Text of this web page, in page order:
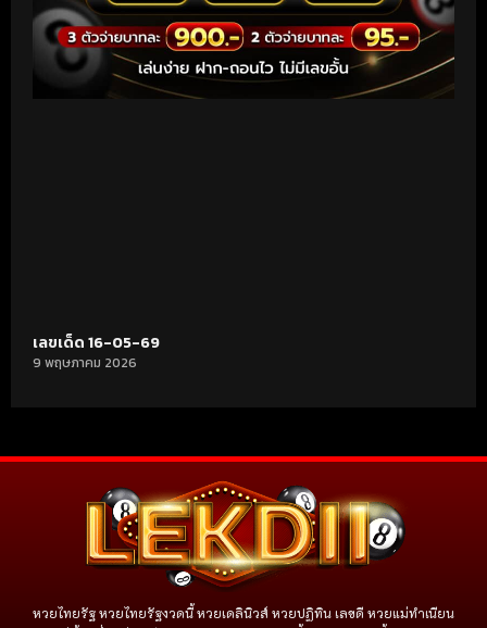
เลขเด็ด 16-05-69
9 พฤษภาคม 2026
หวยไทยรัฐ หวยไทยรัฐงวดนี้ หวยเดลินิวส์ หวยปฏิทิน เลขดี หวยแม่ทำเนียน